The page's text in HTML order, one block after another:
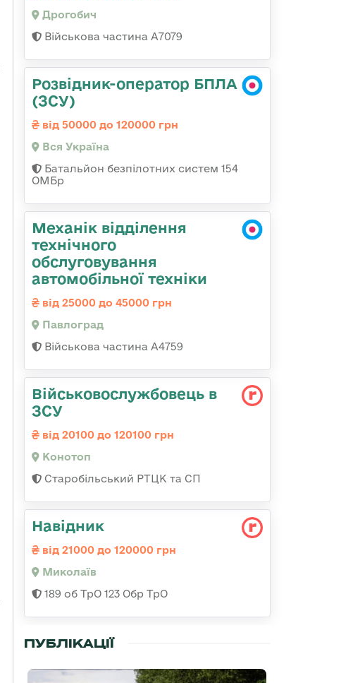
Дрогобич
Військова частина А7079
Розвідник-оператор БПЛА
(ЗСУ)
від 50000 до 120000 грн
Вся Україна
Батальйон безпілотних систем 154
ОМБр
Механік відділення
технічного
обслуговування
автомобільної техніки
від 25000 до 45000 грн
Павлоград
Військова частина А4759
Військовослужбовець в
ЗСУ
від 20100 до 120100 грн
Конотоп
Старобільський РТЦК та СП
Навідник
від 21000 до 120000 грн
Миколаїв
189 об ТрО 123 Обр ТрО
ПУБЛІКАЦІЇ